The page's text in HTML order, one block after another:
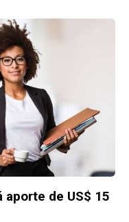
de US$ 15